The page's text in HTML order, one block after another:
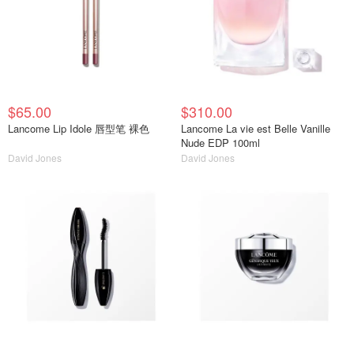
$65.00
Lancome Lip Idole 唇型笔 裸色
David Jones
$310.00
Lancome La vie est Belle Vanille
Nude EDP 100ml
David Jones